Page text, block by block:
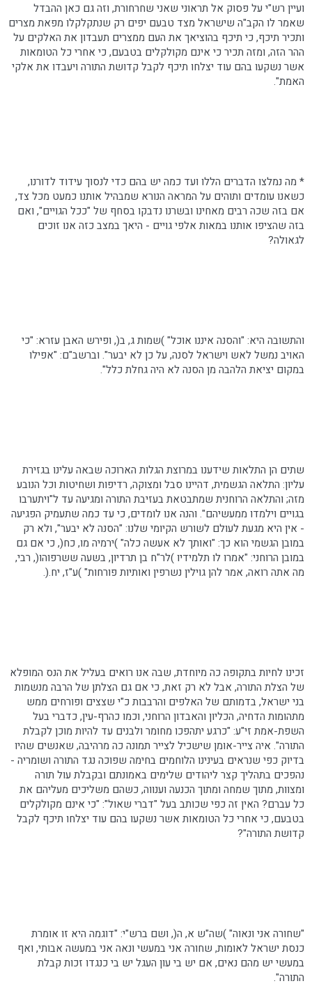
ועיין רש"י על פסוק אל תראוני שאני שחרחורת, וזה גם כאן ההבדל
שאמר לו הקב"ה שישראל מצד טבעם יפים רק שנתקלקלו מפאת מצרים
ותכיר תיכף, כי תיכף בהוציאך את העם ממצרים תעבדון את האלקים על
ההר הזה, ומזה תכיר כי אינם מקולקלים בטבעם, כי אחרי כל הטומאות
אשר נשקעובהם עוד יצלחו תיכף לקבל קדושת התורה ויעבדו את אלקי
האמת".
* מה נמלצו הדברים הללו ועד כמה יש בהם כדי לנסוך עידוד לדורנו,
כשאנו עומדים ותוהים על המראה הנורא שמבהיל אותנו כמעט מכל צד,
אם בזה שכה רבים מאחינו ובשרנו נדבקו בסחף של "ככל הגויים", ואם
בזה שהציפו אותנו במאות אלפי גויים - היאך במצב כזה אנו זוכים
לגאולה?
והתשובה היא: "והסנה איננו אוכל" )שמות ג, ב(, ופירש האבן עזרא: "כי
האויב נמשל לאש וישראל לסנה, על כן לא יבער". וברשב"ם: "אפילו
במקום יציאת הלהבה מן הסנה לא היה גחלת כלל".
שתים הן התלאות שידענו במרוצת הגלות הארוכה שבאה עלינו בגזירת
עליון: התלאה הגשמית, דהיינו סבל ומצוקה, רדיפות ושחיטות וכל הנובע
מזה; והתלאה הרוחנית שמתבטאת בעזיבת התורה ומגיעה עד ל"ויתערבו
בגויים וילמדו ממעשיהם". והנה אנו לומדים, כי עד כמה שתעמיק הפגיעה
- אין היא מגעת לעולם לשורש הקיומי שלנו: "הסנה לא יבער", ולא רק
במובן הגשמי הוא כך: "ואותך לא אעשה כלה" )ירמיה מו, כח(, כי אם גם
במובן הרוחני: "אמרו לו תלמידיו )לר"ח בן תרדיון, בשעה ששרפוהו(, רבי,
מה אתה רואה, אמר להןגוילין נשרפין ואותיות פורחות" )ע"ז, יח.(.
זכינו לחיות בתקופה כה מיוחדת, שבה אנו רואים בעליל את הנס המופלא
של הצלת התורה, אבל לא רק זאת, כי אם גם הצלתן של הרבה מנשמות
בני ישראל, בדמותם של האלפים והרבבות כ"י שצצים ופורחים ממש
מתהומות הדחיה, הכליון והאבדון הרוחני, וכמו כהרף-עין, כדברי בעל
השפת-אמת זי"ע: "כרגע יתהפכו מחומר ולבנים עד להיות מוכן לקבלת
התורה". איה צייר-אומן שישכיל לצייר תמונה כה מרהיבה, שאנשים שהיו
בדיוק כפי שנראים בעינינו הלוחמיםבחימה שפוכה נגד התורה ושומריה -
נהפכים בתהליך קצר ליהודים שלימים באמונתם ובקבלת עול תורה
ומצוות, מתוך שמחה ומתוך הכנעה וענווה, כשהם משליכים מעליהם את
כל עברם? האין זה כפי שכותב בעל "דברי שאול": "כי אינם מקולקלים
בטבעם, כי אחרי כל הטומאות אשר נשקעובהם עוד יצלחו תיכף לקבל
קדושת התורה"?
"שחורה אני ונאוה" )שה"ש א, ה(, ושם ברש"י: "דוגמה היא זו אומרת
כנסת ישראל לאומות, שחורה אני במעשי ונאה אני במעשה אבותי, ואף
במעשי יש מהם נאים, אם יש בי עון העגל יש בי כנגדו זכות קבלת
התורה".